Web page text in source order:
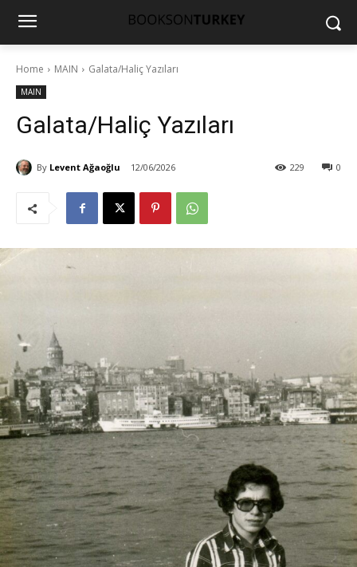
Home MAIN Galata/Haliç Yazıları
MAIN
Galata/Haliç Yazıları
By Levent Ağaoğlu 12/06/2026 0
229